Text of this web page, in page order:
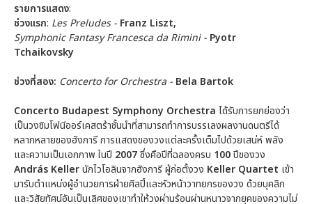
รายการแสดง:
ช่วงแรก: Les Preludes - Franz Liszt,
Symphonic Fantasy Francesca da Rimini - Pyotr
Tchaikovsky
ช่วงที่สอง: Concerto for Orchestra - Bela Bartok
Concerto Budapest Symphony Orchestra ได้รับการยกย่องว่า
เป็นวงซิมโฟนีออร์เคสตร้าชั้นนำที่สามารถทำการบรรเลงผลงานดนตรีได้
หลากหลายของฮังการี การแสดงของวงแต่ละครั้งเต็มไปด้วยเสน่ห์ พลัง
และความเป็นเอกภาพ ในปี 2007ซึ่งคือปีที่ฉลองครบ 100ปีของวง
András Kellerนักไวโอลินจากฮังการี ผู้ก่อตั้งวง Keller Quartet เข้า
มารับตำแหน่งผู้อำนวยการฝ่ายศิลปิ์และหัวหน้าวาทยกรของวง ด้วยบุคลิก
และวิสัยทัศน์อันเป็นเลิศของเขาทำให้วงผ่านร้อนผ่านหนาวจากยุคของความไม่